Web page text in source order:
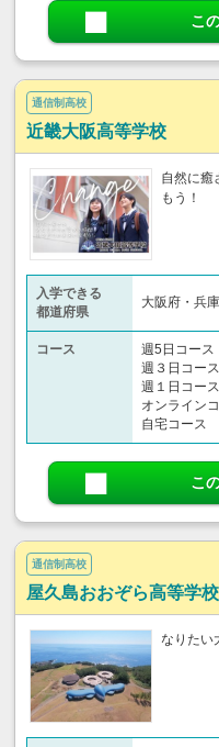
こ
通信制高校
近畿大阪高等学校
自然に癒
もう！
入学できる
都道府県
大阪府・兵
コース
週5日コース
週３日コース
週１日コース
オンライン
自宅コース
こ
通信制高校
屋久島おおぞら高等学校
なりたい